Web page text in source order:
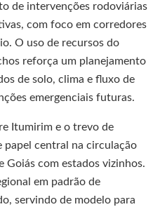
de intervenções rodoviárias
com foco em corredores
O uso de recursos do
reforça um planejamento
de solo, clima e fluxo de
emergenciais futuras.
Itumirim e o trevo de
papel central na circulação
Goiás com estados vizinhos.
em padrão de
servindo de modelo para